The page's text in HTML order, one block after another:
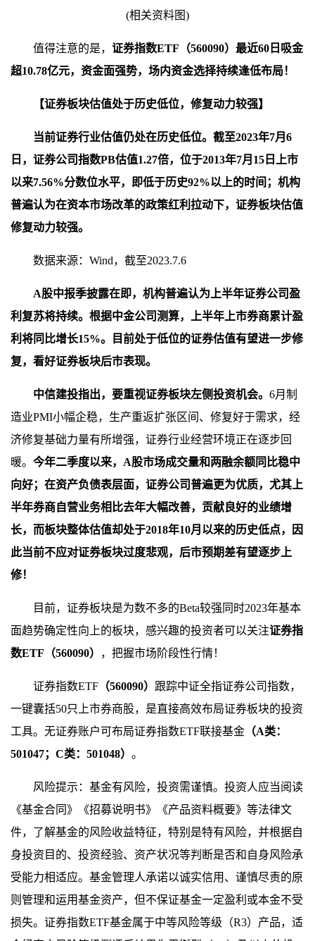
(相关资料图)
值得注意的是， 证券指数ETF（560090）最近60日吸金
超10.78亿元，资金面强势，场内资金选择持续逢低布局！
【证券板块估值处于历史低位，修复动力较强】
当前证券行业估值仍处在历史低位。截至2023年7月6
日，证券公司指数PB估值1.27倍，位于2013年7月15日上市
以来7.56%分数位水平，即低于历史92%以上的时间；机构
普遍认为在资本市场改革的政策红利拉动下，证券板块估值
修复动力较强。
数据来源：Wind，截至2023.7.6
A股中报季披露在即，机构普遍认为上半年证券公司盈
利复苏将持续。根据中金公司测算，上半年上市券商累计盈
利将同比增长15%。目前处于低位的证券估值有望进一步修
复，看好证券板块后市表现。
中信建投指出，要重视证券板块左侧投资机会。 6月制
造业PMI小幅企稳，生产重返扩张区间、修复好于需求，经
济修复基础力量有所增强，证券行业经营环境正在逐步回
暖。 今年二季度以来，A股市场成交量和两融余额同比稳中
向好；在资产负债表层面，证券公司普遍更为优质，尤其上
半年券商自营业务相比去年大幅改善，贡献良好的业绩增
长，而板块整体估值却处于2018年10月以来的历史低点，因
此当前不应对证券板块过度悲观，后市预期差有望逐步上
修！
目前，证券板块是为数不多的Beta较强同时2023年基本
面趋势确定性向上的板块，感兴趣的投资者可以关注证券指
数ETF（560090）
，把握市场阶段性行情！
证券指数ETF （560090） 跟踪中证全指证券公司指数，
一键囊括50只上市券商股，是直接高效布局证券板块的投资
工具。无证券账户可布局证券指数ETF联接基金 （A类：
501047；C类：501048） 。
风险提示：基金有风险，投资需谨慎。投资人应当阅读
《基金合同》《招募说明书》《产品资料概要》等法律文
件，了解基金的风险收益特征，特别是特有风险，并根据自
身投资目的、投资经验、资产状况等判断是否和自身风险承
受能力相适应。基金管理人承诺以诚实信用、谨慎尽责的原
则管理和运用基金资产，但不保证基金一定盈利或本金不受
损失。证券指数ETF基金属于中等风险等级（R3）产品，适